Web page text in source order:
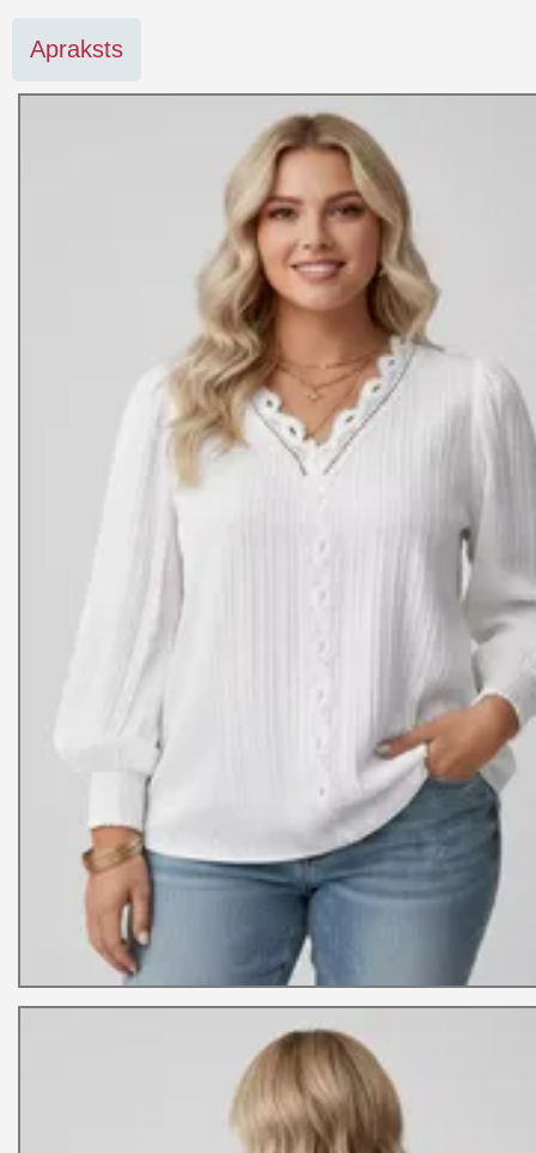
Apraksts